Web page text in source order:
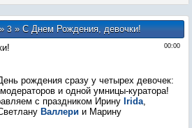
» 3» С Днем Рождения, девочки!
00:00
рождения сразу у четырех девочек:
и одной умницы-куратора!
с праздником Ирину Irida,
Валлери и Марину